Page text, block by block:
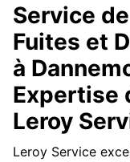
Service
Fuites et
à
Expertise
Leroy
Leroy Service